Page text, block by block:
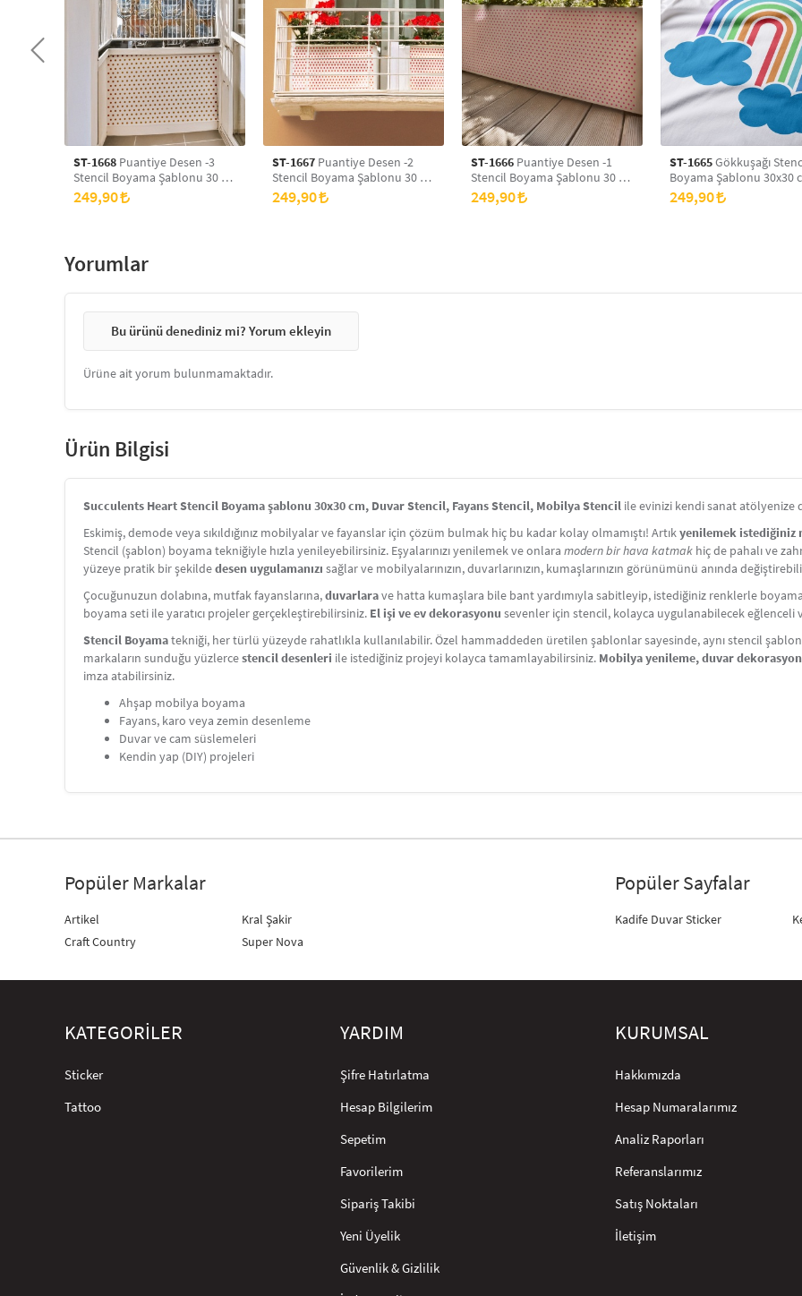
ST-1668 Puantiye Desen -3
Stencil Boyama Şablonu 30 x
30 cm, Duvar Stencil, Fayans
Stencil, Mobilya Stencil
249,90
ST-1667 Puantiye Desen -2
Stencil Boyama Şablonu 30 x
30 cm, Duvar Stencil, Fayans
Stencil, Mobilya Stencil
249,90
ST-1666 Puantiye Desen -1
Stencil Boyama Şablonu 30 x
30 cm, Duvar Stencil, Fayans
Stencil, Mobilya Stencil
249,90
ST-1665Gökkuşağı
Boyama Şablonu 30x30
Duvar Stencil, Fayans
Mobilya Stencil
249,90
Yorumlar
Bu ürünü denediniz mi? Yorum ekleyin
Ürüne ait yorum bulunmamaktadır.
Ürün Bilgisi
Succulents Heart Stencil Boyama şablonu 30x30 cm, Duvar Stencil, Fayans Stencil, Mobilya Stencil ile evinizi kendi sanat atölyenize
Eskimiş, demode veya sıkıldığınız mobilyalar ve fayanslar için çözüm bulmak hiç bu kadar kolay olmamıştı! Artıkyenilemek istediğiniz
Stencil (şablon) boyama tekniğiyle hızla yenileyebilirsiniz. Eşyalarınızı yenilemek ve onlara modern bir hava katmak hiç de pahalı ve
yüzeye pratik bir şekildedesen uygulamanızı sağlar ve mobilyalarınızın, duvarlarınızın, kumaşlarınızın görünümünü anında
Çocuğunuzun dolabına, mutfak fayanslarına,duvarlarave hatta kumaşlara bile bant yardımıyla sabitleyip, istediğiniz renklerle
boyama seti ile yaratıcı projeler gerçekleştirebilirsiniz. El işi ve ev dekorasyonu sevenler için stencil, kolayca uygulanabilecek eğlenceli
Stencil Boyamatekniği, her türlü yüzeyde rahatlıkla kullanılabilir. Özel hammaddeden üretilen şablonlar sayesinde, aynı stencil
markaların sunduğu yüzlercestencil desenleri ile istediğiniz projeyi kolayca tamamlayabilirsiniz. Mobilya yenileme, duvar
imza atabilirsiniz.
Ahşap mobilya boyama
Fayans, karo veya zemin desenleme
Duvar ve cam süslemeleri
Kendin yap (DIY) projeleri
Popüler Markalar
Artikel
Craft Country
Kral Şakir
Super Nova
Popüler Sayfalar
Kadife Duvar Sticker
KATEGORİLER
Sticker
Tattoo
YARDIM
Şifre Hatırlatma
Hesap Bilgilerim
Sepetim
Favorilerim
Sipariş Takibi
Yeni Üyelik
Güvenlik & Gizlilik
KURUMSAL
Hakkımızda
Hesap Numaralarımız
Analiz Raporları
Referanslarımız
Satış Noktaları
İletişim